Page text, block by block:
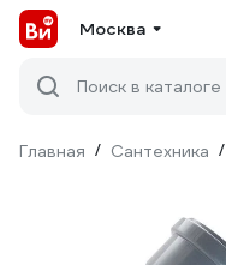
Москва
Поиск в каталоге
Главная / Сантехника /